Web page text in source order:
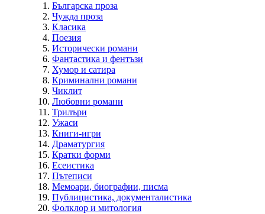
Българска проза
Чужда проза
Класика
Поезия
Исторически романи
Фантастика и фентъзи
Хумор и сатира
Криминални романи
Чиклит
Любовни романи
Трилъри
Ужаси
Книги-игри
Драматургия
Кратки форми
Есеистика
Пътеписи
Мемоари, биографии, писма
Публицистика, документалистика
Фолклор и митология